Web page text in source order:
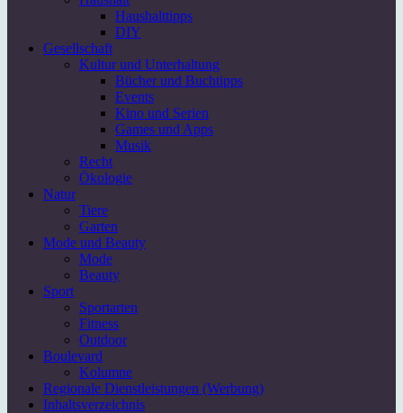
Haushalttipps
DIY
Gesellschaft
Kultur und Unterhaltung
Bücher und Buchtipps
Events
Kino und Serien
Games und Apps
Musik
Recht
Ökologie
Natur
Tiere
Garten
Mode und Beauty
Mode
Beauty
Sport
Sportarten
Fitness
Outdoor
Boulevard
Kolumne
Regionale Dienstleistungen (Werbung)
Inhaltsverzeichnis